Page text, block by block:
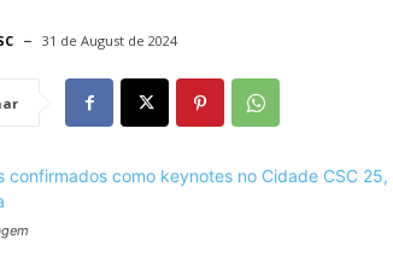
31 de August de 2024